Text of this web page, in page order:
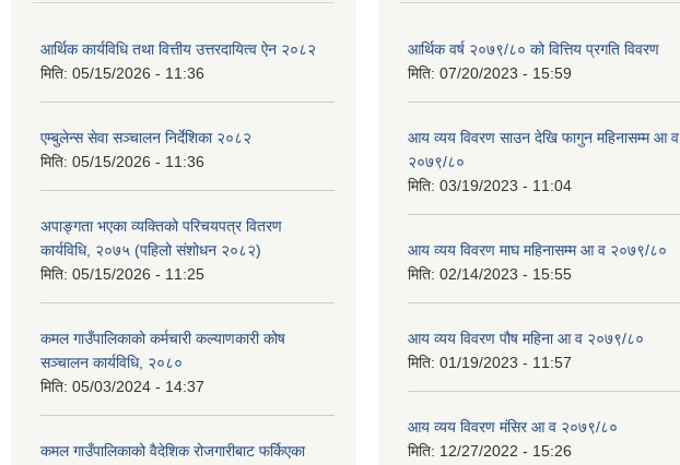
आर्थिक कार्यविधि तथा वित्तीय उत्तरदायित्व ऐन २०८२
मिति: 05/15/2026 - 11:36
एम्बुलेन्स सेवा सञ्चालन निर्देशिका २०८२
मिति: 05/15/2026 - 11:36
अपाङ्गता भएका व्यक्तिको परिचयपत्र वितरण
कार्यविधि, २०७५ (पहिलो संशोधन २०८२)
मिति: 05/15/2026 - 11:25
कमल गाउँपालिकाको कर्मचारी कल्याणकारी कोष
सञ्चालन कार्यविधि, २०८०
मिति: 05/03/2024 - 14:37
कमल गाउँपालिकाको वैदेशिक रोजगारीबाट फर्किएका
आर्थिक वर्ष २०७९/८० को वित्तिय प्रगति विवरण
मिति: 07/20/2023 - 15:59
आय व्यय विवरण साउन देखि फागुन महिनासम्म आ व
२०७९/८०
मिति: 03/19/2023 - 11:04
आय व्यय विवरण माघ महिनासम्म आ व २०७९/८०
मिति: 02/14/2023 - 15:55
आय व्यय विवरण पौष महिना आ व २०७९/८०
मिति: 01/19/2023 - 11:57
आय व्यय विवरण मंसिर आ व २०७९/८०
मिति: 12/27/2022 - 15:26